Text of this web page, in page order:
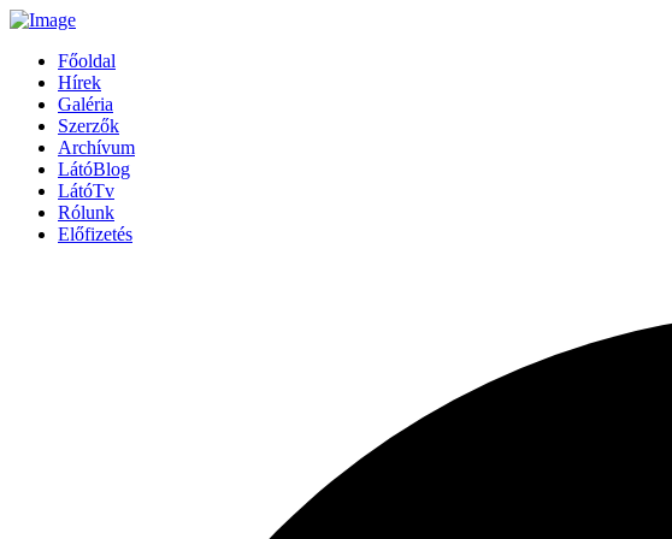
Főoldal
Hírek
Galéria
Szerzők
Archívum
LátóBlog
LátóTv
Rólunk
Előfizetés